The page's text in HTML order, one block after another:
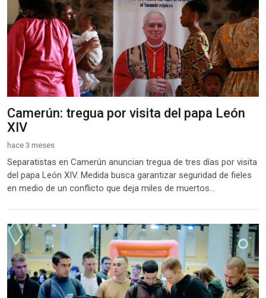
Camerún: tregua por visita del papa León
XIV
hace 3 meses
Separatistas en Camerún anuncian tregua de tres días por visita
del papa León XIV. Medida busca garantizar seguridad de fieles
en medio de un conflicto que deja miles de muertos...